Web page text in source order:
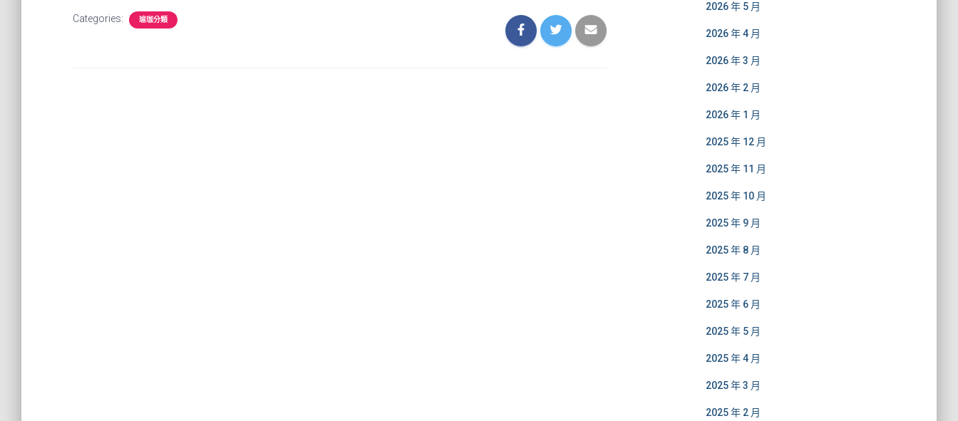
Categories: 瑜珈分類
2026 年 5 月
2026 年 4 月
2026 年 3 月
2026 年 2 月
2026 年 1 月
2025 年 12 月
2025 年 11 月
2025 年 10 月
2025 年 9 月
2025 年 8 月
2025 年 7 月
2025 年 6 月
2025 年 5 月
2025 年 4 月
2025 年 3 月
2025 年 2 月